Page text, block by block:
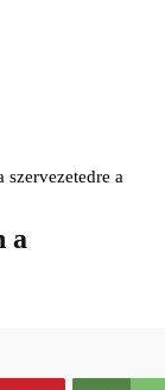
szervezetedre a
a